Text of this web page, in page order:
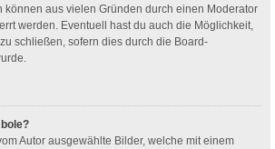
können aus vielen Gründen durch einen Moderator
werden. Eventuell hast du auch die Möglichkeit,
schließen, sofern dies durch die Board-
Autor ausgewählte Bilder, welche mit einem